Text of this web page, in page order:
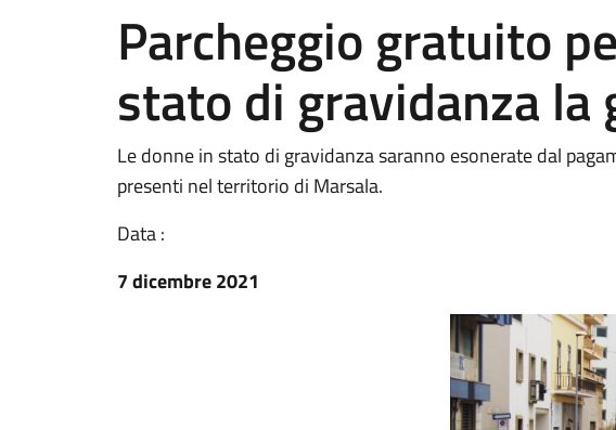
Parcheggio gratuito
stato di gravidanza la
Le donne in stato di gravidanza saranno esonerate dal
presenti nel territorio di Marsala.
Data :
7 dicembre 2021